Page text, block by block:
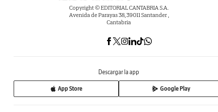
Copyright © EDITORIAL CANTABRIA S.A.
Avenida de Parayas 38, 39011 Santander ,
Cantabria
Descargar la app
App Store Google Play